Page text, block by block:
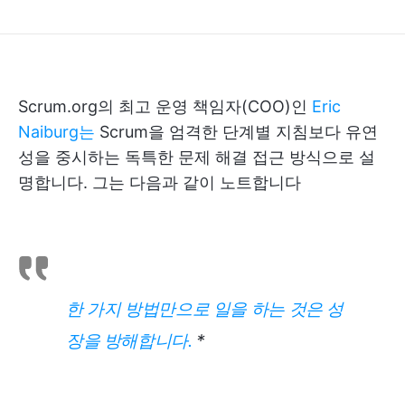
Scrum.org의 최고 운영 책임자(COO)인 Eric
Naiburg는 Scrum을 엄격한 단계별 지침보다 유연
성을 중시하는 독특한 문제 해결 접근 방식으로 설
명합니다. 그는 다음과 같이 노트합니다
한 가지 방법만으로 일을 하는 것은 성
장을 방해합니다. *